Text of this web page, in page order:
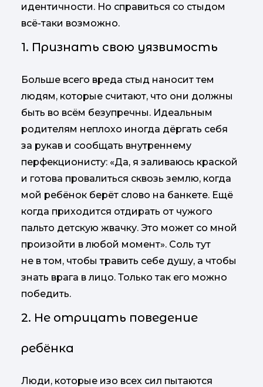
идентичности. Но справиться со стыдом
всё-таки возможно.
1. Признать свою уязвимость
Больше всего вреда стыд наносит тем
людям, которые считают, что они должны
быть во всём безупречны. Идеальным
родителям неплохо иногда дёргать себя
за рукав и сообщать внутреннему
перфекционисту: «Да, я заливаюсь краской
и готова провалиться сквозь землю, когда
мой ребёнок берёт слово на банкете. Ещё
когда приходится отдирать от чужого
пальто детскую жвачку. Это может со мной
произойти в любой момент». Соль тут
не в том, чтобы травить себе душу, а чтобы
знать врага в лицо. Только так его можно
победить.
2. Не отрицать поведение
ребёнка
Люди, которые изо всех сил пытаются